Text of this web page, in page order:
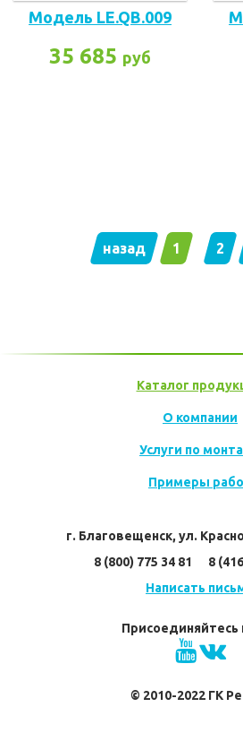
Модель LE.QB.009
35 685 руб
назад 1 2
Каталог
О компании
Услуги по
Примеры
г. Благовещенск, ул.
8 (800) 775 34 81      8
Написать
Присоединяйтесь
© 2010-2022 ГК